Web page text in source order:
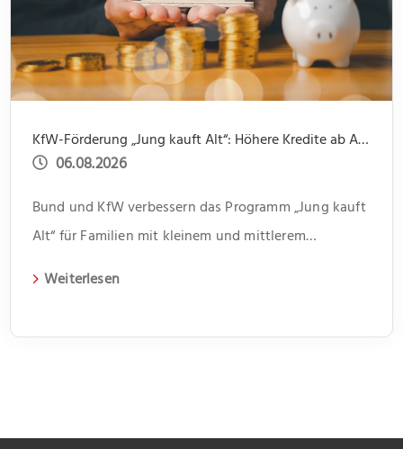
KfW-Förderung „Jung kauft Alt“: Höhere Kredite ab August 2026
06.08.2026
Bund und KfW verbessern das Programm „Jung kauft
Alt“ für Familien mit kleinem und mittlerem
Weiterlesen